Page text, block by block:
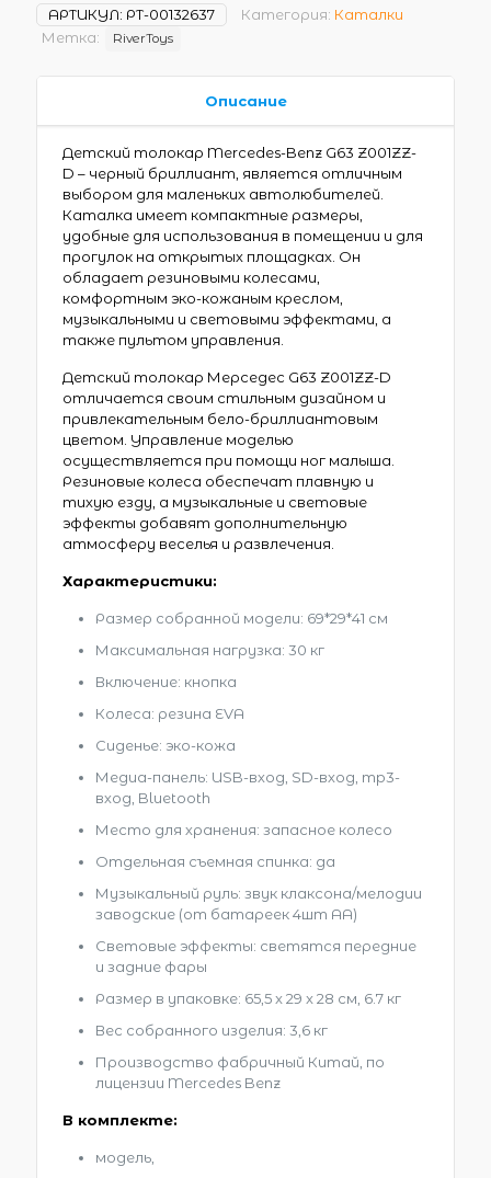
АРТИКУЛ: РТ-00132637 Категория: Каталки
Метка:
RiverToys
Описание
Детский толокар Mercedes-Benz G63 Z001ZZ-
D – черный бриллиант, является отличным
выбором для маленьких автолюбителей.
Каталка имеет компактные размеры,
удобные для использования в помещении и для
прогулок на открытых площадках. Он
обладает резиновыми колесами,
комфортным эко-кожаным креслом,
музыкальными и световыми эффектами, а
также пультом управления.
Детский толокар Мерседес G63 Z001ZZ-D
отличается своим стильным дизайном и
привлекательным бело-бриллиантовым
цветом. Управление моделью
осуществляется при помощи ног малыша.
Резиновые колеса обеспечат плавную и
тихую езду, а музыкальные и световые
эффекты добавят дополнительную
атмосферу веселья и развлечения.
Характеристики:
Размер собранной модели: 69*29*41 см
Максимальная нагрузка: 30 кг
Включение: кнопка
Колеса: резина EVA
Сиденье: эко-кожа
Медиа-панель: USB-вход, SD-вход, mp3-
вход, Bluetooth
Место для хранения: запасное колесо
Отдельная съемная спинка: да
Музыкальный руль: звук клаксона/мелодии
заводские (от батареек 4шт AA)
Световые эффекты: светятся передние
и задние фары
Размер в упаковке: 65,5 x 29 x 28 см, 6.7 кг
Вес собранного изделия: 3,6 кг
Производство фабричный Китай, по
лицензии Mercedes Benz
В комплекте:
модель,